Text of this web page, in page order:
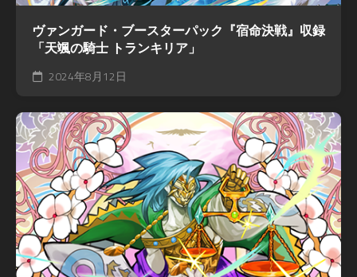
ヴァンガード・ブースターパック『宿命決戦』収録
「天颯の騎士 トランキリア」
2024年8月12日